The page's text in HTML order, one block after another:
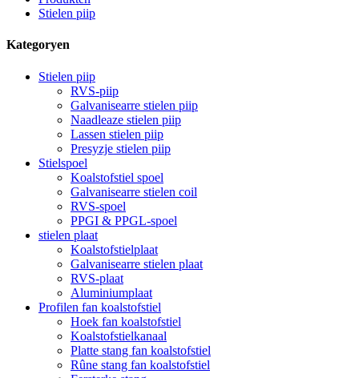
Stielen piip
Kategoryen
Stielen piip
RVS-piip
Galvanisearre stielen piip
Naadleaze stielen piip
Lassen stielen piip
Presyzje stielen piip
Stielspoel
Koalstofstiel spoel
Galvanisearre stielen coil
RVS-spoel
PPGI & PPGL-spoel
stielen plaat
Koalstofstielplaat
Galvanisearre stielen plaat
RVS-plaat
Aluminiumplaat
Profilen fan koalstofstiel
Hoek fan koalstofstiel
Koalstofstielkanaal
Platte stang fan koalstofstiel
Rûne stang fan koalstofstiel